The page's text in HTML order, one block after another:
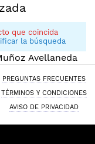
que coincida
la búsqueda
Avellaneda
PREGUNTAS FRECUENTES
TÉRMINOS Y CONDICIONES
AVISO DE PRIVACIDAD